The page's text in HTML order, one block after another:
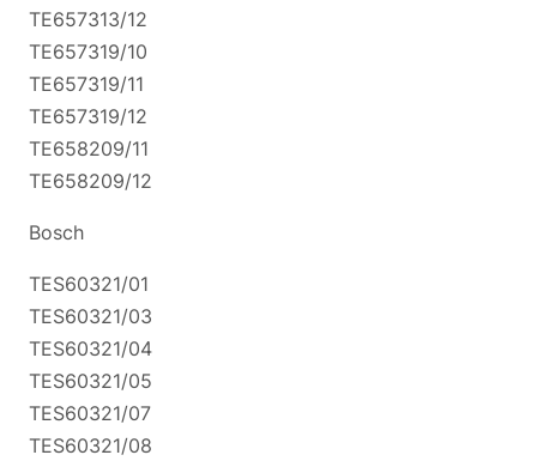
TE657313/12
TE657319/10
TE657319/11
TE657319/12
TE658209/11
TE658209/12
Bosch
TES60321/01
TES60321/03
TES60321/04
TES60321/05
TES60321/07
TES60321/08